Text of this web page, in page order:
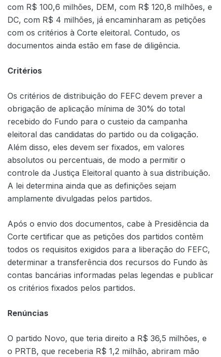
com R$ 100,6 milhões, DEM, com R$ 120,8 milhões, e
DC, com R$ 4 milhões, já encaminharam as petições
com os critérios à Corte eleitoral. Contudo, os
documentos ainda estão em fase de diligência.
Critérios
Os critérios de distribuição do FEFC devem prever a
obrigação de aplicação mínima de 30% do total
recebido do Fundo para o custeio da campanha
eleitoral das candidatas do partido ou da coligação.
Além disso, eles devem ser fixados, em valores
absolutos ou percentuais, de modo a permitir o
controle da Justiça Eleitoral quanto à sua distribuição.
A lei determina ainda que as definições sejam
amplamente divulgadas pelos partidos.
Após o envio dos documentos, cabe à Presidência da
Corte certificar que as petições dos partidos contêm
todos os requisitos exigidos para a liberação do FEFC,
determinar a transferência dos recursos do Fundo às
contas bancárias informadas pelas legendas e publicar
os critérios fixados pelos partidos.
Renúncias
O partido Novo, que teria direito a R$ 36,5 milhões, e
o PRTB, que receberia R$ 1,2 milhão, abriram mão